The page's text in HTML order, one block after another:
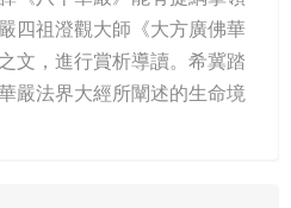
四祖澄觀大師《大方廣佛華
文，進行賞析導讀。希冀踏
嚴法界大經所闡述的生命境